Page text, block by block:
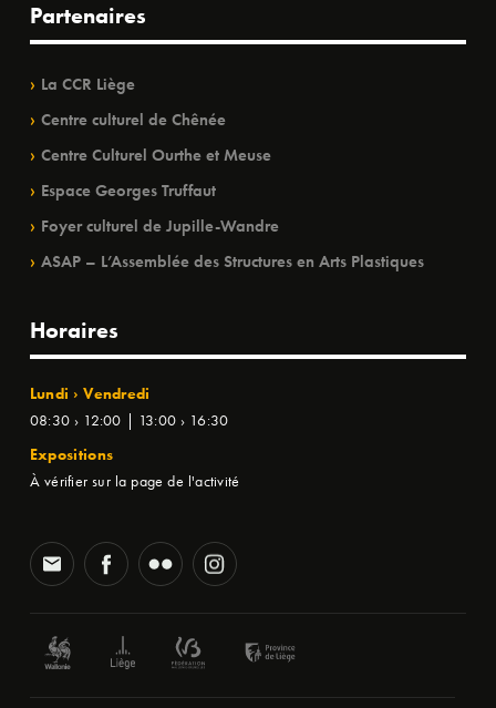
Partenaires
La CCR Liège
Centre culturel de Chênée
Centre Culturel Ourthe et Meuse
Espace Georges Truffaut
Foyer culturel de Jupille-Wandre
ASAP – L’Assemblée des Structures en Arts Plastiques
Horaires
Lundi › Vendredi
08:30 › 12:00 | 13:00 › 16:30
Expositions
À vérifier sur la page de l'activité